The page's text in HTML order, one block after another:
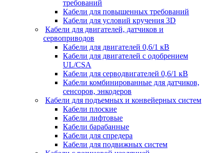
требований
Кабели для повышенных требований
Кабели для условий кручения 3D
Кабели для двигателей, датчиков и
сервоприводов
Кабели для двигателей 0,6/1 кВ
Кабели для двигателей с одобрением
UL/CSA
Кабели для серводвигателей 0,6/1 кВ
Кабели комбинированные для датчиков,
cенсоров, энкодеров
Кабели для подъемных и конвейерных систем
Кабели плоские
Кабели лифтовые
Кабели барабанные
Кабели для спредера
Кабели для подвижных систем